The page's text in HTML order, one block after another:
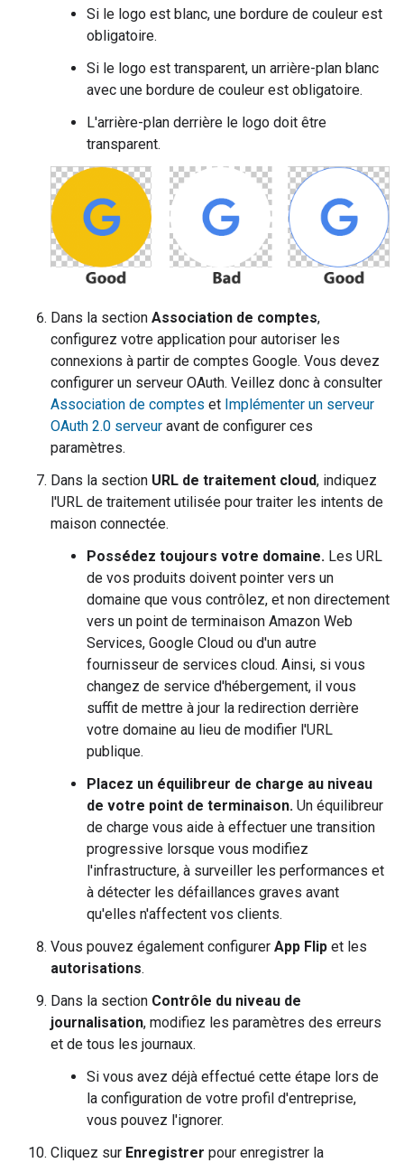
Si le logo est blanc, une bordure de couleur est
obligatoire.
Si le logo est transparent, un arrière-plan blanc
avec une bordure de couleur est obligatoire.
L'arrière-plan derrière le logo doit être
transparent.
Dans la section Association de comptes,
configurez votre application pour autoriser les
connexions à partir de comptes Google. Vous devez
configurer un serveur OAuth. Veillez donc à consulter
Association de comptes et Implémenter un serveur
OAuth 2.0 serveur avant de configurer ces
paramètres.
Dans la section URL de traitement cloud, indiquez
l'URL de traitement utilisée pour traiter les intents de
maison connectée.
Possédez toujours votre domaine. Les URL
de vos produits doivent pointer vers un
domaine que vous contrôlez, et non directement
vers un point de terminaison Amazon Web
Services, Google Cloud ou d'un autre
fournisseur de services cloud. Ainsi, si vous
changez de service d'hébergement, il vous
suffit de mettre à jour la redirection derrière
votre domaine au lieu de modifier l'URL
publique.
Placez un équilibreur de charge au niveau
de votre point de terminaison. Un équilibreur
de charge vous aide à effectuer une transition
progressive lorsque vous modifiez
l'infrastructure, à surveiller les performances et
à détecter les défaillances graves avant
qu'elles n'affectent vos clients.
Vous pouvez également configurer App Flip et les
autorisations.
Dans la section Contrôle du niveau de
journalisation, modifiez les paramètres des erreurs
et de tous les journaux.
Si vous avez déjà effectué cette étape lors de
la configuration de votre profil d'entreprise,
vous pouvez l'ignorer.
Cliquez sur Enregistrer pour enregistrer la